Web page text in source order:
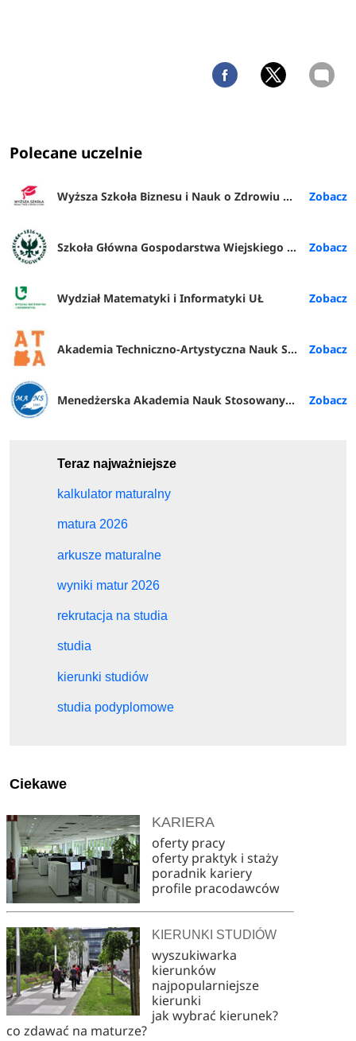
Polecane uczelnie
Wyższa Szkoła Biznesu i Nauk o Zdrowiu w Łodzi
Szkoła Główna Gospodarstwa Wiejskiego w Warszawie
Wydział Matematyki i Informatyki UŁ
Akademia Techniczno-Artystyczna Nauk Stosowanych w Warszawie
Menedżerska Akademia Nauk Stosowanych w Warszawie
Teraz najważniejsze
kalkulator maturalny
matura 2026
arkusze maturalne
wyniki matur 2026
rekrutacja na studia
studia
kierunki studiów
studia podyplomowe
Ciekawe
KARIERA
oferty pracy
oferty praktyk i staży
poradnik kariery
profile pracodawców
KIERUNKI STUDIÓW
wyszukiwarka
kierunków
najpopularniejsze
kierunki
jak wybrać kierunek?
co zdawać na maturze?